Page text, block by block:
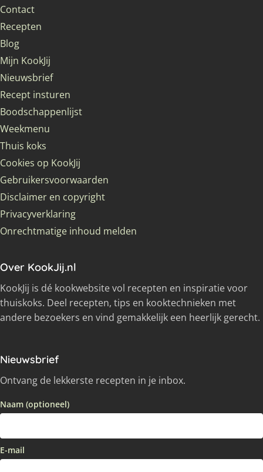
Contact
Recepten
Blog
Mijn KookJij
Nieuwsbrief
Recept insturen
Boodschappenlijst
Weekmenu
Thuis koks
Cookies op KookJij
Gebruikersvoorwaarden
Disclaimer en copyright
Privacyverklaring
Onrechtmatige inhoud melden
Over KookJij.nl
KookJij is dé kookwebsite vol recepten en inspiratie voor
thuiskoks. Deel recepten, tips en kooktechnieken met
andere bezoekers en vind gemakkelijk een heerlijk gerecht.
Nieuwsbrief
Ontvang de lekkerste recepten in je inbox.
Naam (optioneel)
E-mail